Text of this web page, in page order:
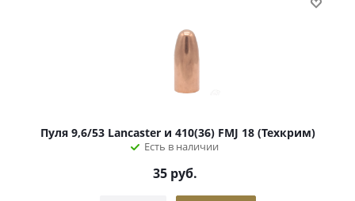
Пуля 9,6/53 Lancaster и 410(36) FMJ 18 (Техкрим)
Есть в наличии
35 руб.